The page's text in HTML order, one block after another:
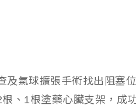
及氣球擴張手術找出阻塞
、1根塗藥心臟支架，成